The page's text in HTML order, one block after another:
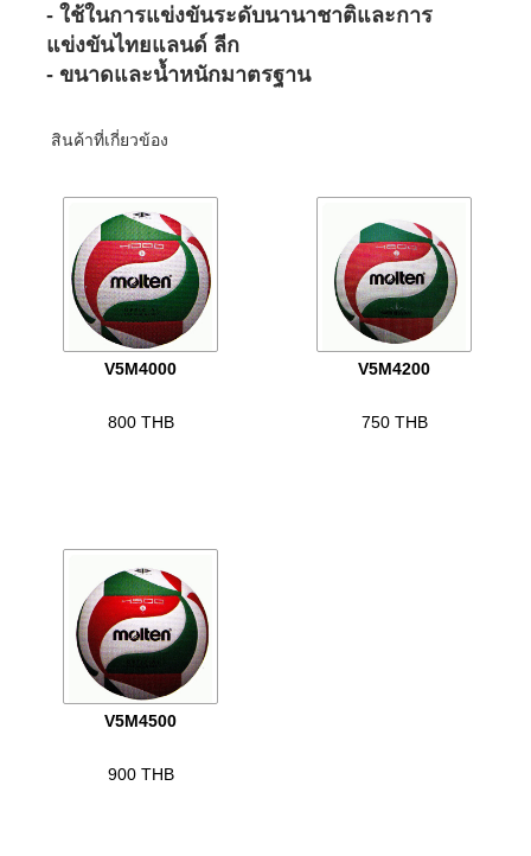
- ใช้ในการแข่งขันระดับนานาชาติและการ
แข่งขันไทยแลนด์ ลีก
- ขนาดและน้ำหนักมาตรฐาน
สินค้าที่เกี่ยวข้อง
V5M4000
800 THB
V5M4200
750 THB
V5M4500
900 THB